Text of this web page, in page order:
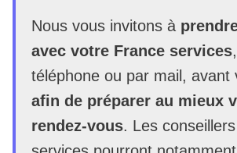
Nous vous invitons à
avec votre France services
téléphone ou par mail, avant
afin de préparer au mieux
rendez-vous. Les